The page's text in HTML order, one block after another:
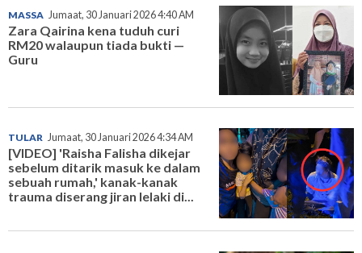
MASSA Jumaat, 30 Januari 2026 4:40 AM
Zara Qairina kena tuduh curi
RM20 walaupun tiada bukti —
Guru
TULAR Jumaat, 30 Januari 2026 4:34 AM
[VIDEO] 'Raisha Falisha dikejar
sebelum ditarik masuk ke dalam
sebuah rumah,' kanak-kanak
trauma diserang jiran lelaki di...